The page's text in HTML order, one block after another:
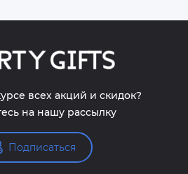
всех акций и скидок?
на нашу рассылку
Подписаться